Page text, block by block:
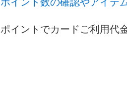
ポイントでカードご利用代